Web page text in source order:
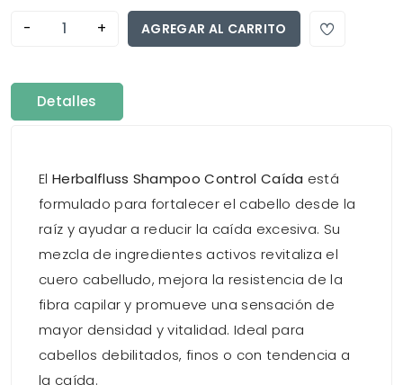
- + AGREGAR AL CARRITO
Detalles
El Herbalfluss Shampoo Control Caída está
formulado para fortalecer el cabello desde la
raíz y ayudar a reducir la caída excesiva. Su
mezcla de ingredientes activos revitaliza el
cuero cabelludo, mejora la resistencia de la
fibra capilar y promueve una sensación de
mayor densidad y vitalidad. Ideal para
cabellos debilitados, finos o con tendencia a
la caída.